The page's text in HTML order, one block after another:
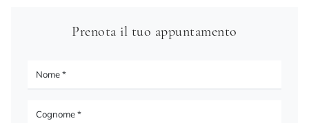
Prenota il tuo appuntamento